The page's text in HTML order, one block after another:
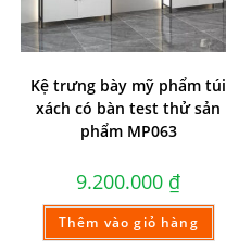
Kệ trưng bày mỹ phẩm túi
xách có bàn test thử sản
phẩm MP063
9.200.000 ₫
Thêm vào giỏ hàng